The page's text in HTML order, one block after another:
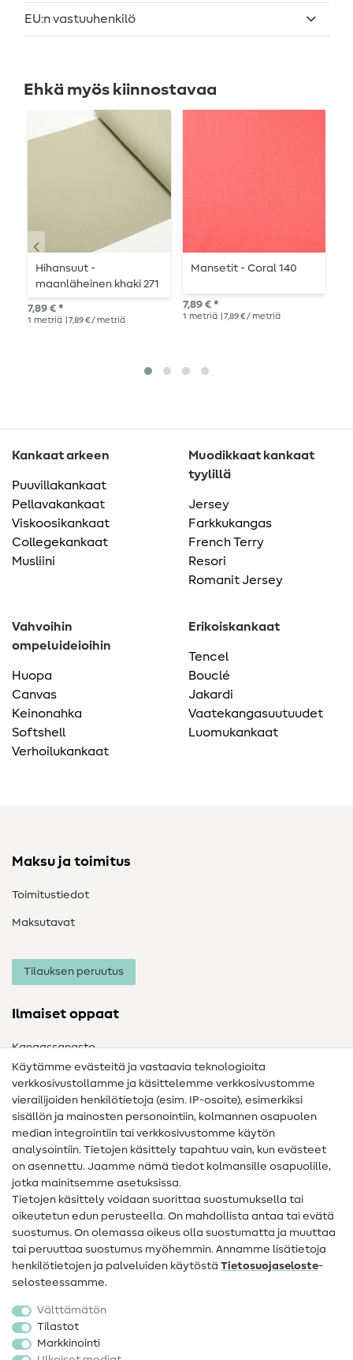
EU:n vastuuhenkilö
Ehkä myös kiinnostavaa
Hihansuut -
maanläheinen khaki 271
7,89 € *
1 metriä | 7,89 € / metriä
Mansetit - Coral 140
7,89 € *
1 metriä | 7,89 € / metriä
Kankaat arkeen
Puuvillakankaat
Pellavakankaat
Viskoosikankaat
Collegekankaat
Musliini
Muodikkaat kankaat
tyylillä
Jersey
Farkkukangas
French Terry
Resori
Romanit Jersey
Vahvoihin
ompeluideioihin
Huopa
Canvas
Keinonahka
Softshell
Verhoilukankaat
Erikoiskankaat
Tencel
Bouclé
Jakardi
Vaatekangasuutuudet
Luomukankaat
Maksu ja toimitus
Toimitustiedot
Maksutavat
Tilauksen peruutus
Ilmaiset oppaat
Kangassanasto
Ompelusanasto
Ompeluohjeet
Apua ja yhteystiedot
Yhteystiedot
Tietoa omistajanvaihdoksesta
Peruutusoikeus
Suosittu
Kankaat
Ompelutarvikkeet
Käytämme evästeitä ja vastaavia teknologioita
verkkosivustollamme ja käsittelemme verkkosivustomme
vierailijoiden henkilötietoja (esim. IP-osoite), esimerkiksi
sisällön ja mainosten personointiin, kolmannen osapuolen
median integrointiin tai verkkosivustomme käytön
analysointiin. Tietojen käsittely tapahtuu vain, kun evästeet
on asennettu. Jaamme nämä tiedot kolmansille osapuolille,
jotka mainitsemme asetuksissa.
Tietojen käsittely voidaan suorittaa suostumuksella tai
oikeutetun edun perusteella. On mahdollista antaa tai evätä
suostumus. On olemassa oikeus olla suostumatta ja muuttaa
tai peruuttaa suostumus myöhemmin. Annamme lisätietoja
henkilötietojen ja palveluiden käytöstä Tietosuojaseloste-
selosteessamme.
Välttämätön
Tilastot
Markkinointi